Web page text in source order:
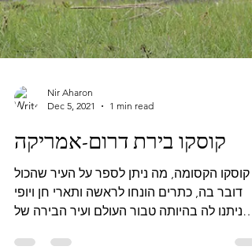
Nir Aharon
Dec 5, 2021
1 min read
קוסקו בירת דרום-אמריקה